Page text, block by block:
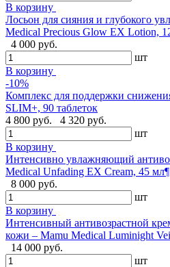
В корзину
Лосьон для сияния и глубокого
Medical Precious Glow EX Lotion,
4 000 руб.
шт
В корзину
-10%
Комплекс для поддержки
SLIM+, 90 таблеток
4 800 руб.
4 320 руб.
шт
В корзину
Интенсивно увлажняющий
Medical Unfading EX Cream, 45 мл¶
8 000 руб.
шт
В корзину
Интенсивный антивозрастной
кожи – Mamu Medical Luminight
14 000 руб.
шт